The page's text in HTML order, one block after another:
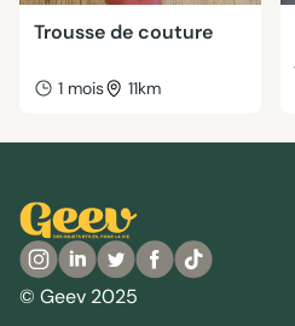
Trousse de couture
1 mois 11km
© Geev 2025